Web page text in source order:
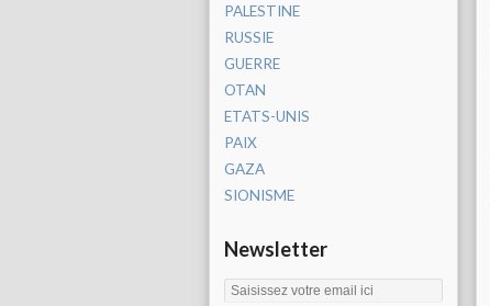
PALESTINE
RUSSIE
GUERRE
OTAN
ETATS-UNIS
PAIX
GAZA
SIONISME
Newsletter